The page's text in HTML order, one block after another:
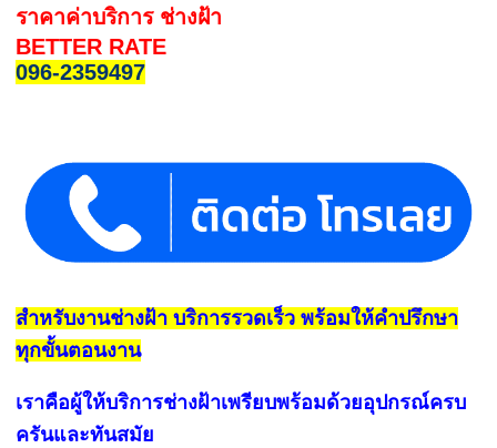
ราคาค่าบริการ ช่างฝ้า
BETTER RATE
096-2359497
สำหรับงานช่างฝ้า บริการรวดเร็ว พร้อมให้คำปรึกษา
ทุกขั้นตอนงาน
เราคือผู้ให้บริการช่างฝ้าเพรียบพร้อมด้วยอุปกรณ์ครบ
ครันและทันสมัย